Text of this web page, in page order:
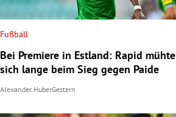
Fußball
Bei Premiere in Estland: Rapid mühte
sich lange beim Sieg gegen Paide
Alexander HuberGestern